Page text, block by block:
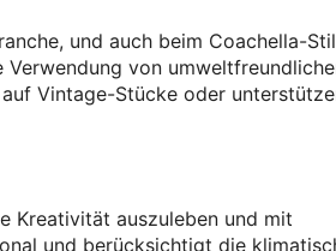
und auch beim Coachella-
von
Vintage-Stücke oder
Kreativität auszuleben und mit
und berücksichtigt die